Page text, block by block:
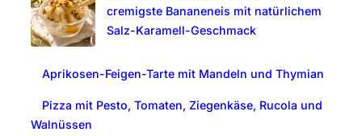
cremigste Bananeneis mit natürlichem
Salz-Karamell-Geschmack
Aprikosen-Feigen-Tarte mit Mandeln und Thymian
Pizza mit Pesto, Tomaten, Ziegenkäse, Rucola und
Walnüssen